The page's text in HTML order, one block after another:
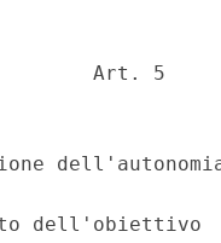
Art. 5
dell'obiettivo